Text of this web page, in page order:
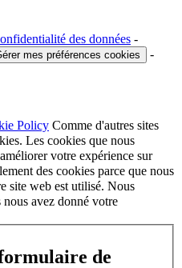
des données -
mes préférences cookies
-
Policy Comme d'autres sites
Les cookies que nous
votre expérience sur
des cookies parce que nous
site web est utilisé. Nous
avez donné votre
de